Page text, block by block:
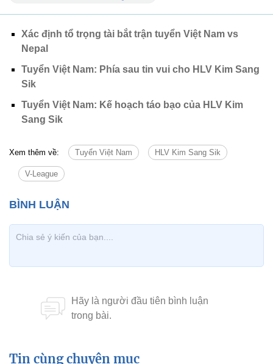
Xác định tổ trọng tài bắt trận tuyển Việt Nam vs
Nepal
Tuyển Việt Nam: Phía sau tin vui cho HLV Kim Sang
Sik
Tuyển Việt Nam: Kế hoạch táo bạo của HLV Kim
Sang Sik
Xem thêm về: Tuyển Việt Nam HLV Kim Sang Sik
V-League
Tin cùng chuyên mục